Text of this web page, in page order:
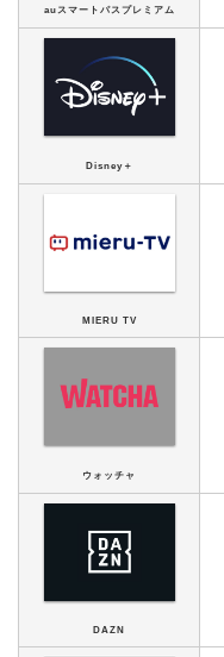
auスマートパスプレミアム
Disney＋
MIERU TV
ウォッチャ
DAZN